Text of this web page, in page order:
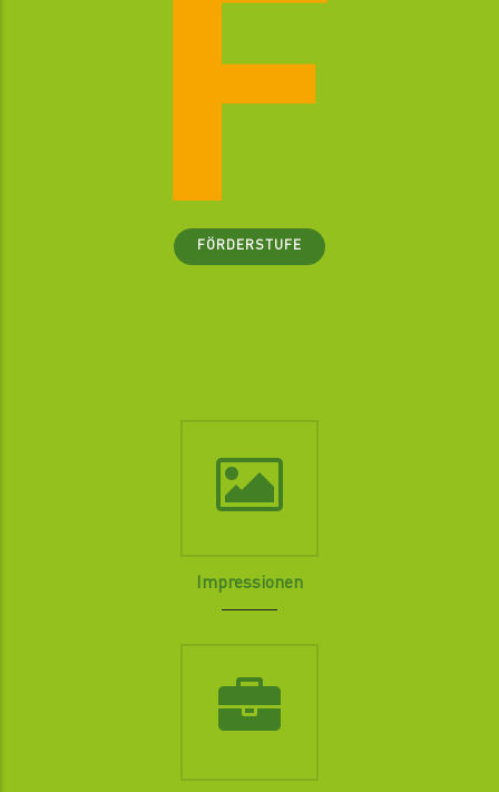
FÖRDERSTUFE
Impressionen